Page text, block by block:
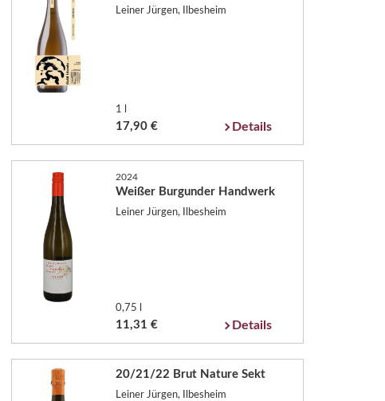
Leiner Jürgen, Ilbesheim
1 l
17,90 € Details
2024
Weißer Burgunder Handwerk
Leiner Jürgen, Ilbesheim
0,75 l
11,31 € Details
20/21/22 Brut Nature Sekt
Leiner Jürgen, Ilbesheim